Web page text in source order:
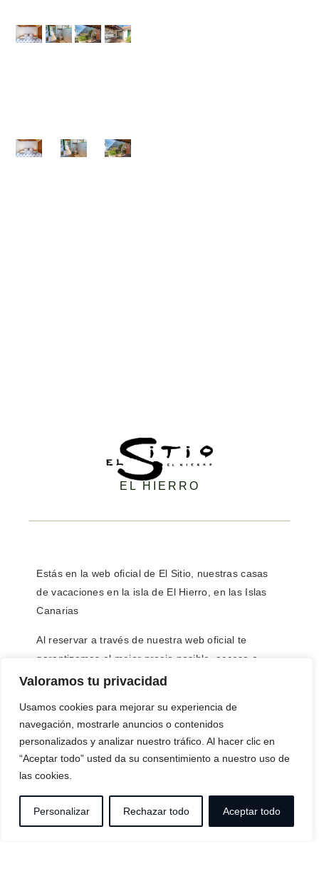
Valoramos tu privacidad
Usamos cookies para mejorar su experiencia de
navegación, mostrarle anuncios o contenidos
personalizados y analizar nuestro tráfico. Al hacer clic en
“Aceptar todo” usted da su consentimiento a nuestro uso de
las cookies.
Personalizar Rechazar todo Aceptar todo
EL HIERRO
Estás en la web oficial de El Sitio, nuestras casas
de vacaciones en la isla de El Hierro, en las Islas
Canarias
Al reservar a través de nuestra web oficial te
garantizamos el mejor precio posible , acceso a
ofertas exclusivas,reserva inmediata
Calle la Carrera, nº 26, 38911 Frontera,
Santa Cruz de Tenerife, España
info@elsitio-elhierro.es
+34 922 55 98 43
SÍGUENOS